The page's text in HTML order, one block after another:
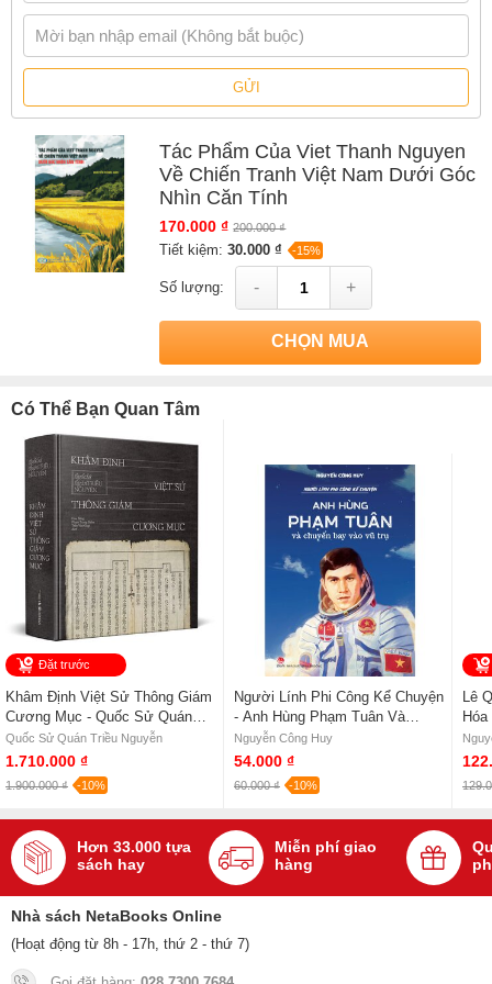
GỬI
Tác Phẩm Của Viet Thanh Nguyen
Về Chiến Tranh Việt Nam Dưới Góc
Nhìn Căn Tính
170.000 ₫ 200.000 ₫
Tiết kiệm:30.000 ₫ -15%
Số lượng: - +
CHỌN MUA
Có Thể Bạn Quan Tâm
Đặt trước
Khâm Định Việt Sử Thông Giám
Cương Mục - Quốc Sử Quán
Triều Nguyễn (Bìa Cứng)
Quốc Sử Quán Triều Nguyễn
1.710.000 ₫
1.900.000 ₫ -10%
Người Lính Phi Công Kể Chuyện
- Anh Hùng Phạm Tuân Và
Chuyến Bay Vào Vũ Trụ -
Nguyễn Công Huy
Nguyễn Công Huy
54.000 ₫
60.000 ₫ -10%
Lê
Hơn 33.000 tựa
sách hay
Miễn phí giao
hàng
Nhà sách NetaBooks Online
(Hoạt động từ 8h - 17h, thứ 2 - thứ 7)